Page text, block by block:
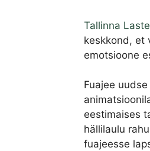
Tallinna
keskkond, et
emotsioone
Fuajee
eestimaises
hällilaulu
fuajeesse